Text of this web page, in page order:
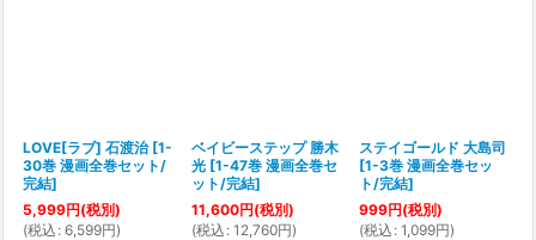
LOVE[ラブ] 石渡治 [1-
30巻 漫画全巻セット/
完結]
5,999円(税別)
(税込 : 6,599円)
ベイビーステップ 勝木
光 [1-47巻 漫画全巻セ
ット/完結]
11,600円(税別)
(税込 : 12,760円)
ステイゴールド 大島司
[1-3巻 漫画全巻セッ
ト/完結]
999円(税別)
(税込 : 1,099円)